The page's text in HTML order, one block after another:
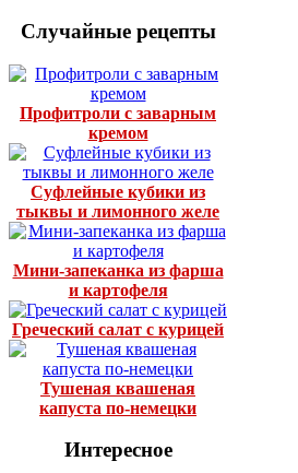
Случайные рецепты
Профитроли с заварным
кремом
Суфлейные кубики из
тыквы и лимонного желе
Мини-запеканка из фарша
и картофеля
Греческий салат с курицей
Тушеная квашеная
капуста по-немецки
Интересное